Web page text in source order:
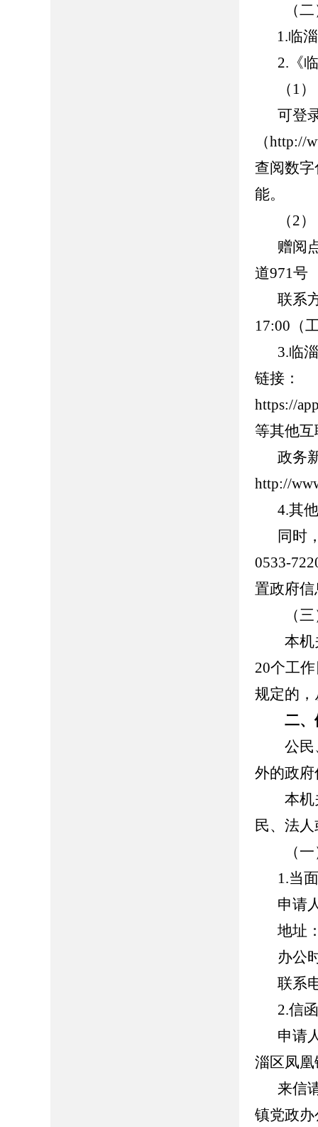
（二
1.临
2.《
（1
可登
（http://
查阅数
能。
（2
赠阅
道971号
联系
17:00 （
3.临
链接：
https://
等其他
政务
http://
4.其
同时
0533-
置政府
（三
本机关
20个工
规定的
二
公民、
外的政
本机关
民、法
（
1.当
申请
地址
办公
联系
2.信
申请
淄区凤
来信
镇党政办